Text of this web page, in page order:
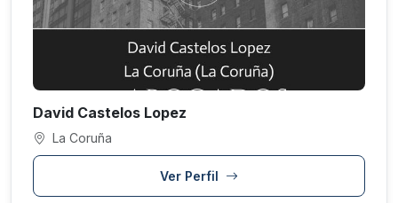
David Castelos Lopez
La Coruña
Ver Perfil